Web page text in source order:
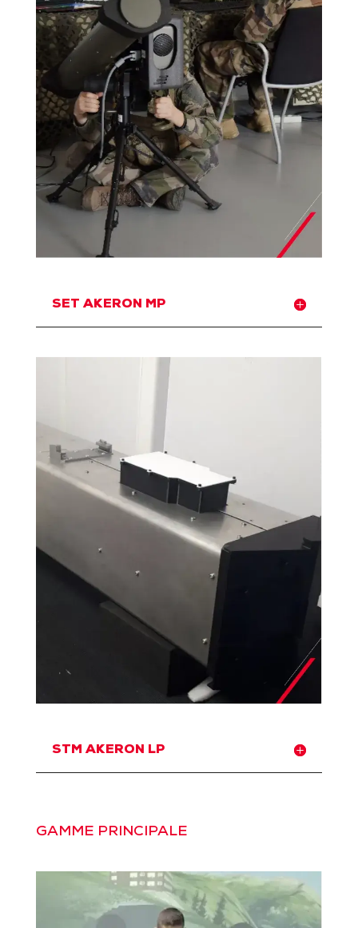
SET AKERON MP
STM AKERON LP
GAMME PRINCIPALE